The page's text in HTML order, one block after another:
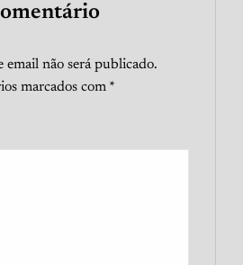
email não será publicado.
marcados com *